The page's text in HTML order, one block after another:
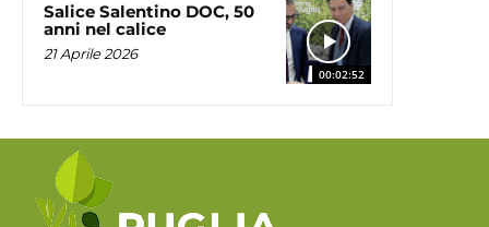
00:02:52
Salice Salentino DOC, 50
anni nel calice
21 Aprile 2026